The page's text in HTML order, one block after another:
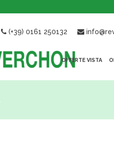
(+39) 0161 250132
OFFERTE VISTA